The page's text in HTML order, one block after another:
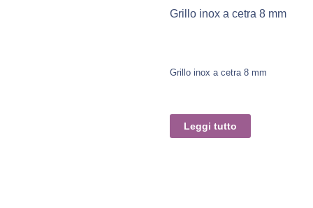
Grillo inox a cetra 8 mm
Grillo inox a cetra 8 mm
Leggi tutto